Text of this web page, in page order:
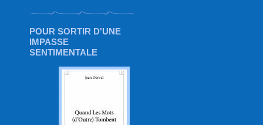
POUR SORTIR D'UNE
IMPASSE
SENTIMENTALE